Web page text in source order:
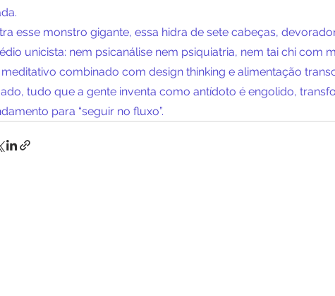
esse monstro gigante, essa hidra de sete cabeças,
unicista: nem psicanálise nem psiquiatria, nem tai chi com
combinado com design thinking e alimentação
tudo que a gente inventa como antídoto é engolido,
para “seguir no fluxo”.